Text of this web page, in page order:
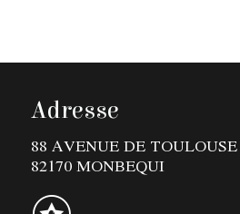
Adresse
88 AVENUE DE TOULOUSE
82170 MONBEQUI